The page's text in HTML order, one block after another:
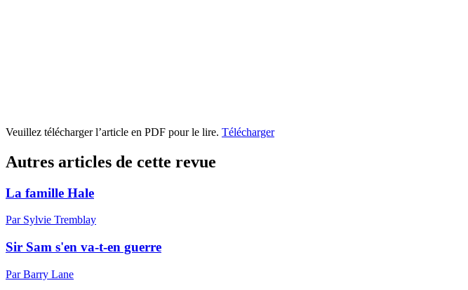
Veuillez télécharger l’article en PDF pour le lire. Télécharger
Autres articles de cette revue
La famille Hale
Par Sylvie Tremblay
Sir Sam s'en va-t-en guerre
Par Barry Lane